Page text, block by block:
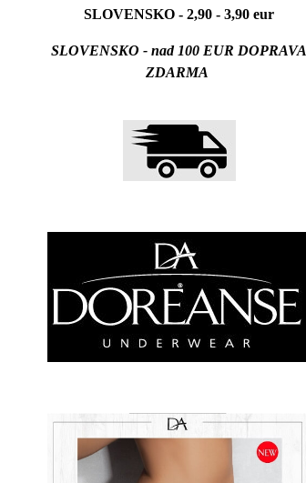
SLOVENSKO - 2,90 - 3,90 eur
SLOVENSKO - nad 100 EUR DOPRAVA
ZDARMA